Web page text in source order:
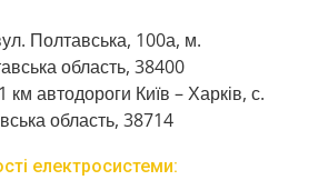
Полтавська, 100а, м.
область, 38400
км автодороги Київ – Харків, с.
область, 38714
електросистеми: